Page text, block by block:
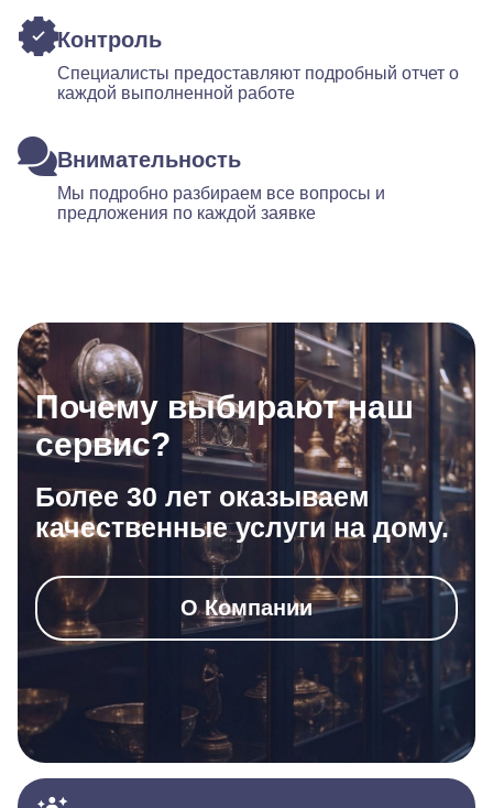
Контроль
Специалисты предоставляют подробный отчет о
каждой выполненной работе
Внимательность
Мы подробно разбираем все вопросы и
предложения по каждой заявке
Почему выбирают наш
сервис?
Более 30 лет оказываем
качественные услуги на дому.
О Компании